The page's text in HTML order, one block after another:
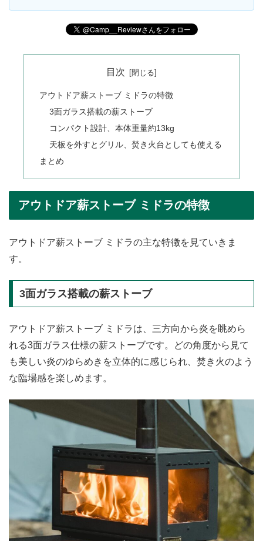
目次
アウトドア薪ストーブ ミドラの特徴
3面ガラス搭載の薪ストーブ
コンパクト設計、本体重量約13kg
天板を外すとグリル、焚き火台としても使える
まとめ
アウトドア薪ストーブ ミドラの特徴
アウトドア薪ストーブ ミドラの主な特徴を見ていきま
す。
3面ガラス搭載の薪ストーブ
アウトドア薪ストーブ ミドラは、三方向から炎を眺めら
れる3面ガラス仕様の薪ストーブです。どの角度から見て
も美しい炎のゆらめきを立体的に感じられ、焚き火のよう
な臨場感を楽しめます。